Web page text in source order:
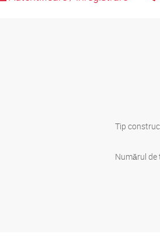
Tip
Numărul